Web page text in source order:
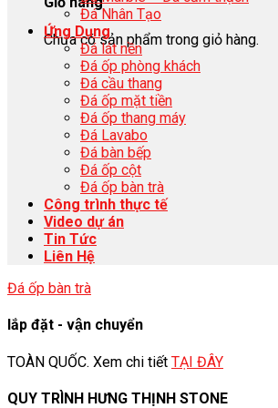
Chưa có sản phẩm trong giỏ hàng.
Đá Nhân Tạo
Ứng Dụng
Đá lát nền
Đá ốp phòng khách
Đá cầu thang
Đá ốp mặt tiền
Đá ốp thang máy
Đá Lavabo
Đá bàn bếp
Đá ốp cột
Đá ốp bàn trà
Công trình thực tế
Video dự án
Tin Tức
Liên Hệ
Đá ốp bàn trà
lắp đặt - vận chuyển
TOÀN QUỐC. Xem chi tiết TẠI ĐÂY
QUY TRÌNH HƯNG THỊNH STONE